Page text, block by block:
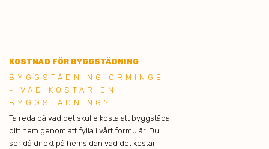
KOSTNAD FÖR BYGGSTÄDNING
BYGGSTÄDNING ORMINGE
- VAD KOSTAR EN
BYGGSTÄDNING?
Ta reda på vad det skulle kosta att byggstäda
ditt hem genom att fylla i vårt formulär. Du
ser då direkt på hemsidan vad det kostar.